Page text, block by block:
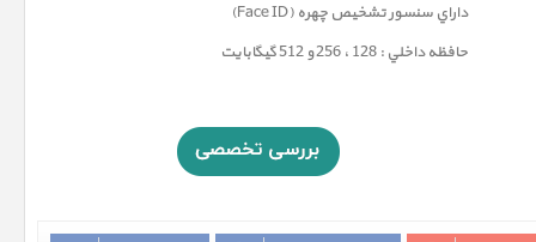
داراي سنسور تشخيص چهره (Face ID)
حافظه داخلي : 128 ، 256 و 512 گيگابايت